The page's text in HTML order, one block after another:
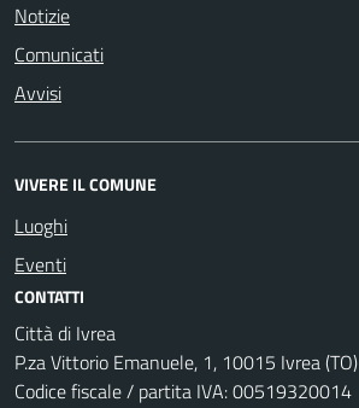
Notizie
Comunicati
Avvisi
VIVERE IL COMUNE
Luoghi
Eventi
CONTATTI
Città di Ivrea
P.za Vittorio Emanuele, 1, 10015 Ivrea (TO)
Codice fiscale / partita IVA: 00519320014